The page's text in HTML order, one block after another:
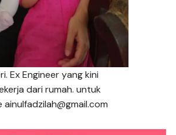
Ex Engineer yang kini
dari rumah. untuk
ainulfadzilah@gmail.com